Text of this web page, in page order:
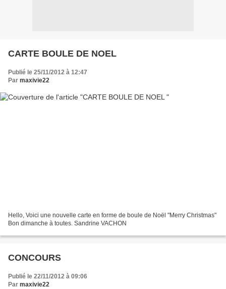
CARTE BOULE DE NOEL
Publié le 25/11/2012 à 12:47
Par maxivie22
Hello, Voici une nouvelle carte en forme de boule de Noël "Merry Christmas"
Bon dimanche à toutes. Sandrine VACHON
CONCOURS
Publié le 22/11/2012 à 09:06
Par maxivie22